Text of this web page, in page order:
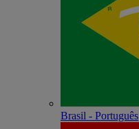
Brasil - Português